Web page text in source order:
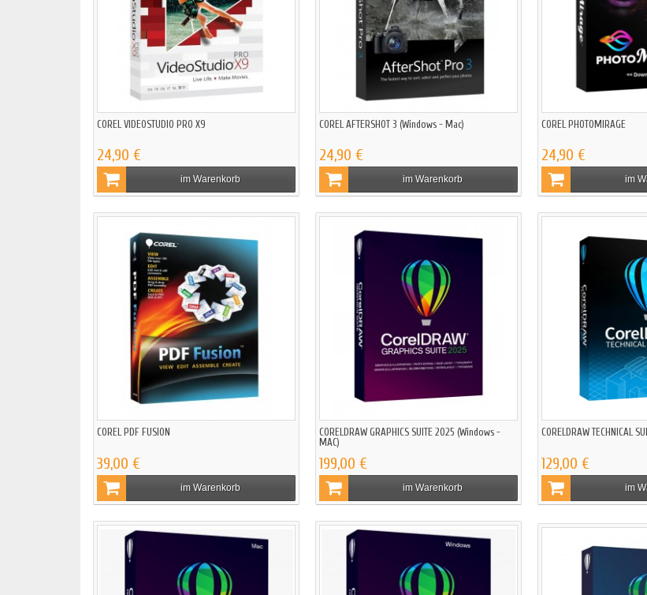
COREL VIDEOSTUDIO PRO X9
24,90 €
im Warenkorb
COREL AFTERSHOT 3 (Windows - Mac)
24,90 €
im Warenkorb
COREL PHOTOMIRAGE
24,90 €
im
COREL PDF FUSION
39,00 €
im Warenkorb
CORELDRAW GRAPHICS SUITE 2025 (Windows -
MAC)
199,00 €
im Warenkorb
CORELDRAW TECHNICAL
129,00 €
im